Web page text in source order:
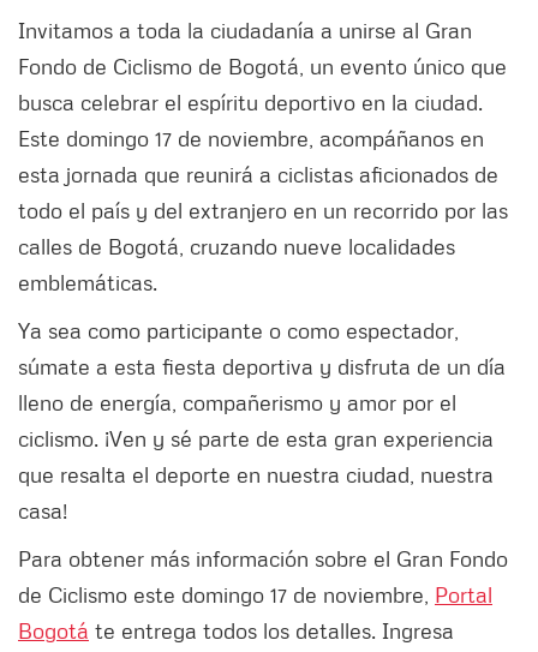
Invitamos a toda la ciudadanía a unirse al Gran
Fondo de Ciclismo de Bogotá, un evento único que
busca celebrar el espíritu deportivo en la ciudad.
Este domingo 17 de noviembre, acompáñanos en
esta jornada que reunirá a ciclistas aficionados de
todo el país y del extranjero en un recorrido por las
calles de Bogotá, cruzando nueve localidades
emblemáticas.
Ya sea como participante o como espectador,
súmate a esta fiesta deportiva y disfruta de un día
lleno de energía, compañerismo y amor por el
ciclismo. ¡Ven y sé parte de esta gran experiencia
que resalta el deporte en nuestra ciudad, nuestra
casa!
Para obtener más información sobre el Gran Fondo
de Ciclismo este domingo 17 de noviembre, Portal
Bogotá te entrega todos los detalles. Ingresa